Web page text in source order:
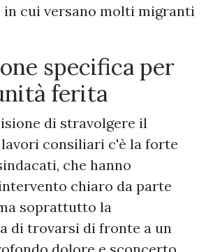
in cui versano molti migranti
specifica per
ferita
di stravolgere il
consiliari c'è la forte
che hanno
chiaro da parte
soprattutto la
di trovarsi di fronte a un